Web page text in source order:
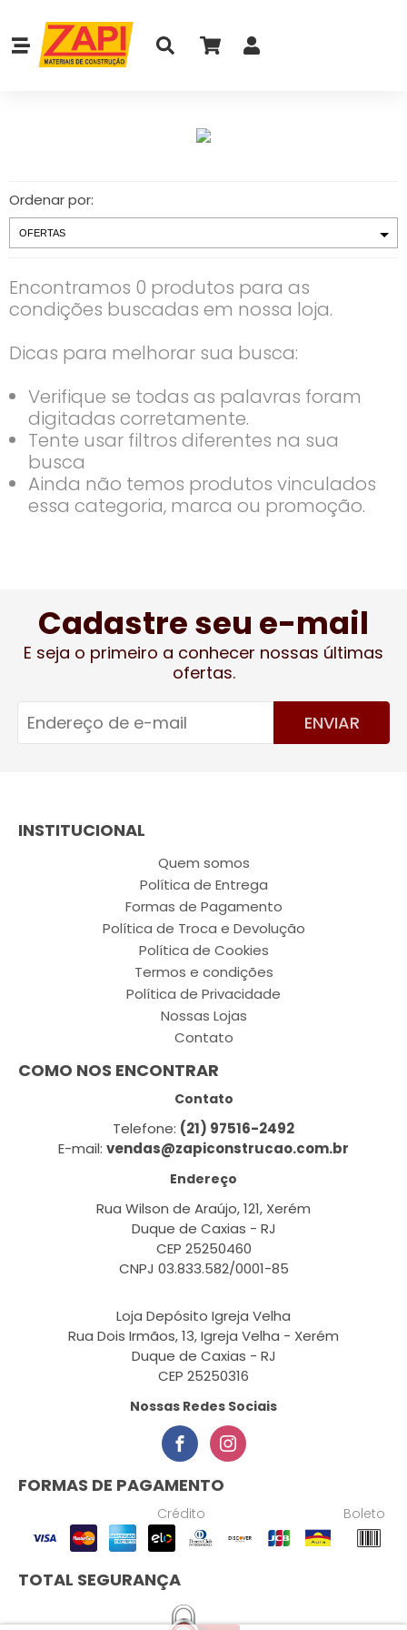
Ordenar por:
Encontramos 0 produtos para as
condições buscadas em nossa loja.
Dicas para melhorar sua busca:
Verifique se todas as palavras foram
digitadas corretamente.
Tente usar filtros diferentes na sua
busca
Ainda não temos produtos vinculados
essa categoria, marca ou promoção.
Cadastre seu e-mail
E seja o primeiro a conhecer nossas últimas
ofertas.
ENVIAR
INSTITUCIONAL
Quem somos
Política de Entrega
Formas de Pagamento
Política de Troca e Devolução
Política de Cookies
Termos e condições
Política de Privacidade
Nossas Lojas
Contato
COMO NOS ENCONTRAR
Contato
Telefone: (21) 97516-2492
E-mail: vendas@zapiconstrucao.com.br
Endereço
Rua Wilson de Araújo, 121, Xerém
Duque de Caxias - RJ
CEP 25250460
CNPJ 03.833.582/0001-85
Loja Depósito Igreja Velha
Rua Dois Irmãos, 13, Igreja Velha - Xerém
Duque de Caxias - RJ
CEP 25250316
Nossas Redes Sociais
FORMAS DE PAGAMENTO
Crédito Boleto
TOTAL SEGURANÇA